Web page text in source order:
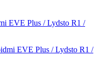
EVE Plus / Lydsto R1 /